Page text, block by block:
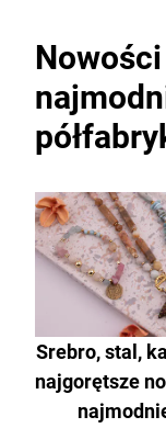
Srebro, stal,
najgorętsze